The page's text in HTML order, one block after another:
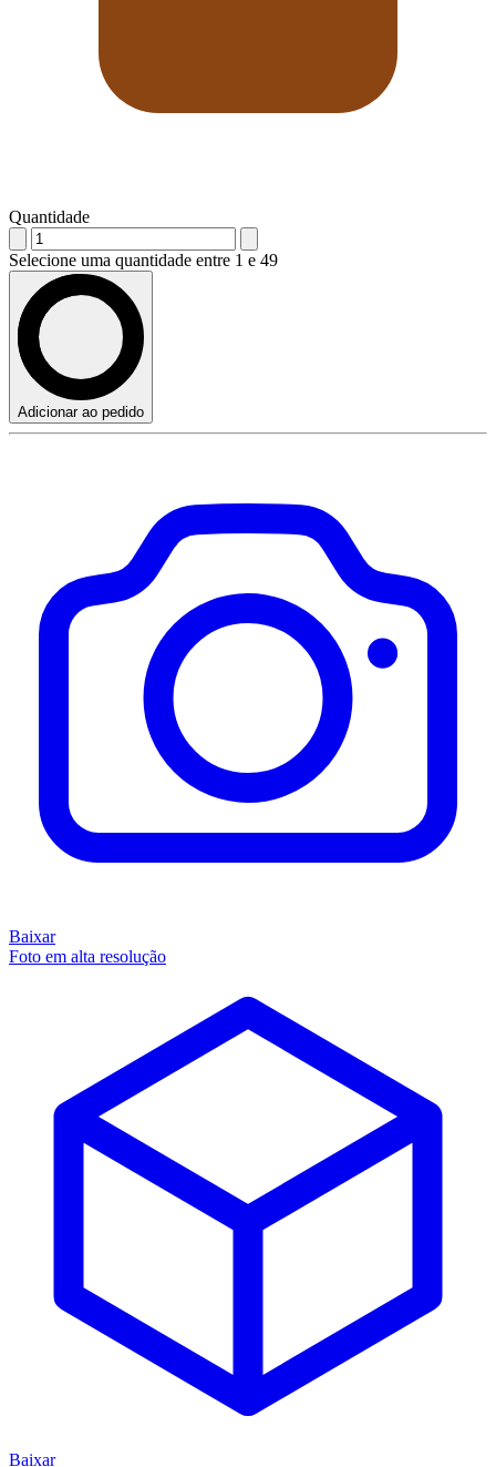
Quantidade
Selecione uma quantidade entre 1 e 49
Adicionar ao pedido
Baixar
Foto em alta resolução
Baixar